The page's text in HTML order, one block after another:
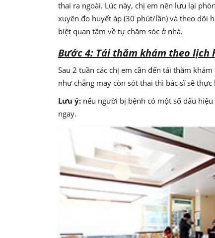
thai ra ngoài. Lúc này, chị em nên lưu lại
xuyên đo huyết áp (30 phút/lần) và theo dõi
biệt quan tâm về tự chăm sóc ở nhà.
Bước 4: Tái thăm khám theo lịch
Sau 2 tuần các chị em cần đến tái thăm
như chẳng may còn sót thai thì bác sĩ sẽ
Lưu ý: nếu người bị bệnh có một số dấu
ngay.